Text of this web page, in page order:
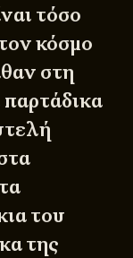
τόσο
κόσμο
στη
του
της